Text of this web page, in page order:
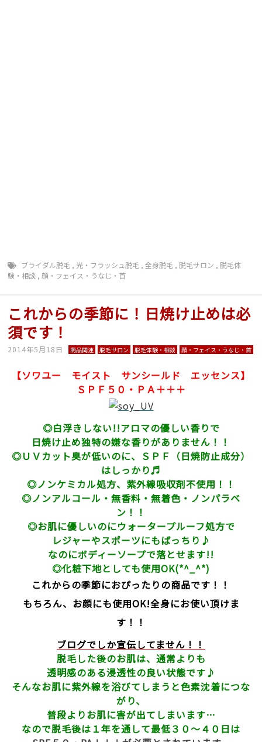
ブライダル脱毛 , 光・フラッシュ脱毛 ,全身脱毛 ,脱毛サロン ,脱毛体
験・相談 ,顔・フェイス・うなじ・首
これからの季節に！日焼け止めは必
須です！
2014年5月18日 商品関連 脱毛サロン 脱毛体験・相談 顔・フェイス・うなじ・首
【ソワユー モイスト サンシールド エッセンス】
ＳＰＦ５０・ＰＡ＋＋＋
◎白浮きしない!!アロマの優しい香りで
日焼け止め独特の嫌な香りがありません！！
◎ＵＶカット臭が低いのに、ＳＰＦ（日焼防止成分）
はしっかり♬
◎ノンケミカル処方、紫外線吸収剤不使用！！
◎ノンアルコール・無香料・無着色・ノンパラベ
ン！！
◎お肌に優しいのにウォータープルーフ処方で
レジャーやスポーツにもばっちり♪
なのにボディーソープで落とせます!!
◎化粧下地としても使用OK(*^_^*)
これからの季節におぴったりの商品です！！
もちろん、お顔にも使用OK!全身にお使い頂けま
す！！
ブログでしか宣伝してません！！
脱毛した後のお肌は、通常よりも
透明感のある浸透性の良い状態です♪
そんなお肌に紫外線を浴びてしまうと色素沈着につな
がり、
普段よりお肌に害が出てしまいます…
なので脱毛後は１年を通して最低３０～４０日は